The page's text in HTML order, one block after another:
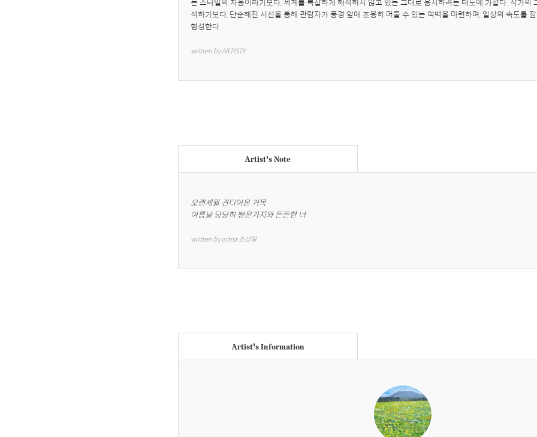
석하기보다, 단순해진 시선을 통해 관람자가 풍경 앞에 조용히 머물 수 있는 여백을 마련하며, 일상의 속도를
형성한다.
written by ARTISTY
Artist's Note
오랜세월 견디어온 거목
여름날 당당히 뻗은가지와 든든한 너
written by artist 조성일
Artist's Information